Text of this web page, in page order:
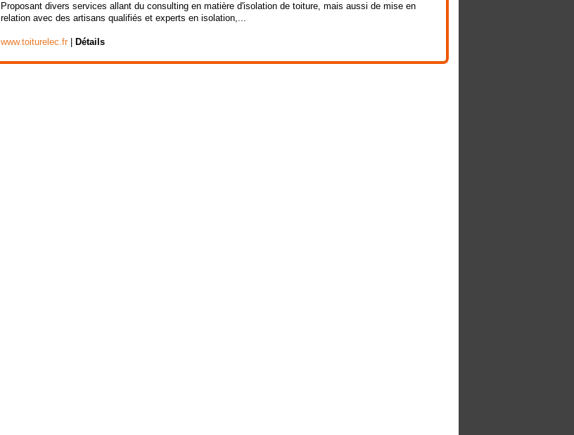
Proposant divers services allant du consulting en matière d'isolation de toiture, mais aussi de mise en
relation avec des artisans qualifiés et experts en isolation,...
www.toiturelec.fr Détails